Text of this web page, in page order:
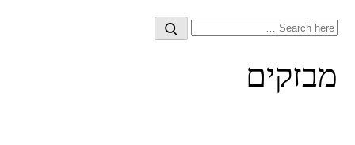
Search
Search
מבזקים